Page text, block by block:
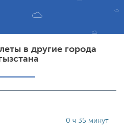
в другие города
0 ч 35 минут